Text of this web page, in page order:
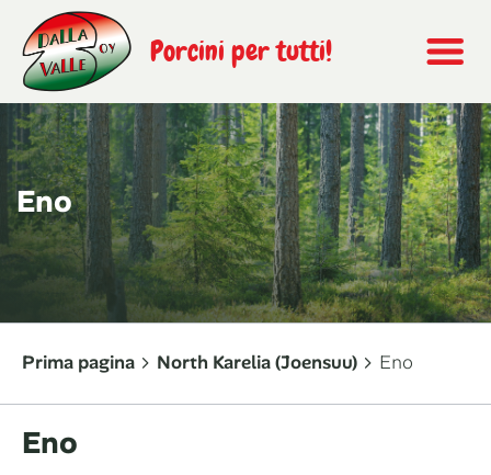
Porcini per tutti!
Eno
Prima pagina North Karelia (Joensuu) Eno
Eno